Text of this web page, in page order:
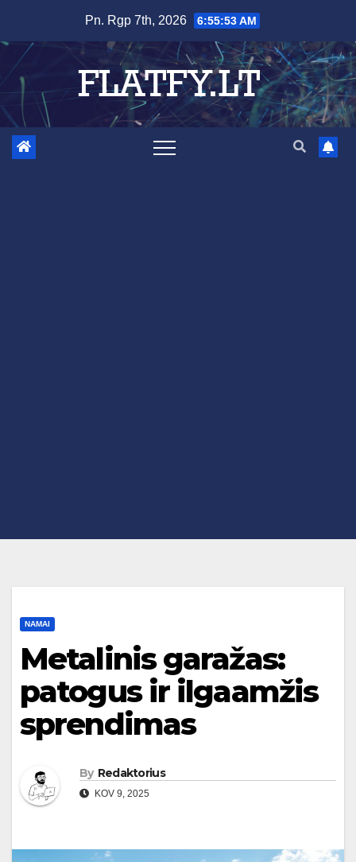
content
Pn. Rgp 7th, 2026 6:55:54 AM
NAMAI
Metalinis garažas:
patogus ir ilgaamžis
sprendimas
By Redaktorius
KOV 9, 2025